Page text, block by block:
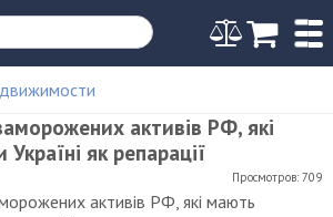
активів РФ, які
як репарації
Просмотров: 709